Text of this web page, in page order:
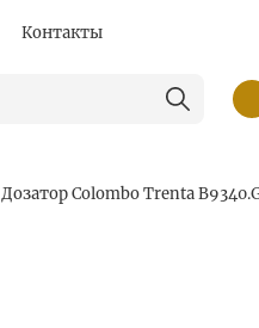
Контакты
Дозатор Colombo Trenta